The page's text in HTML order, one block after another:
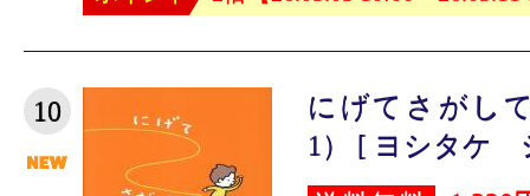
10
にげてさがし
1） [ ヨシタケ